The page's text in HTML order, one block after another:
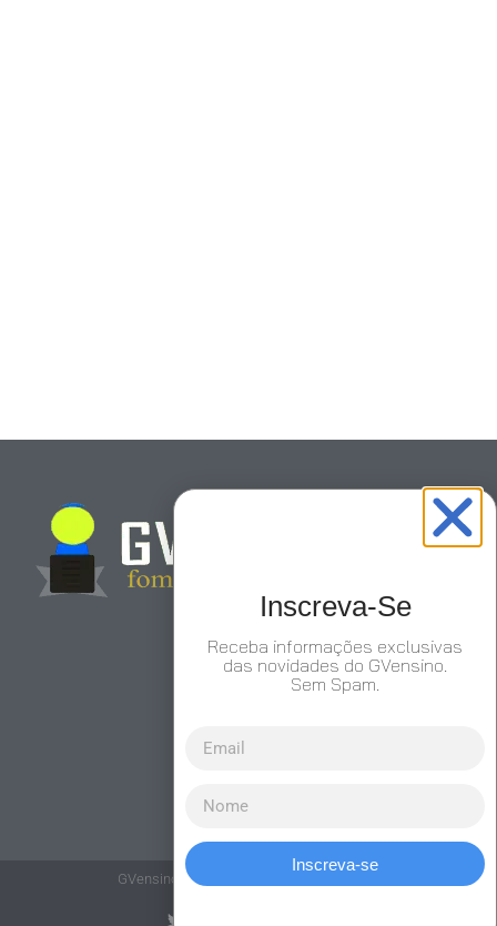
GVensino© Todos os Direitos Reservados
Inscreva-Se
Receba informações exclusivas
das novidades do GVensino.
Sem Spam.
Inscreva-se